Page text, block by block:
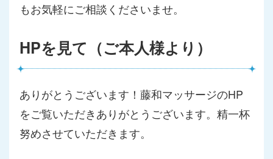
もお気軽にご相談くださいませ。
HPを見て（ご本人様より）
ありがとうございます！藤和マッサージのHP
をご覧いただきありがとうございます。精一杯
努めさせていただきます。